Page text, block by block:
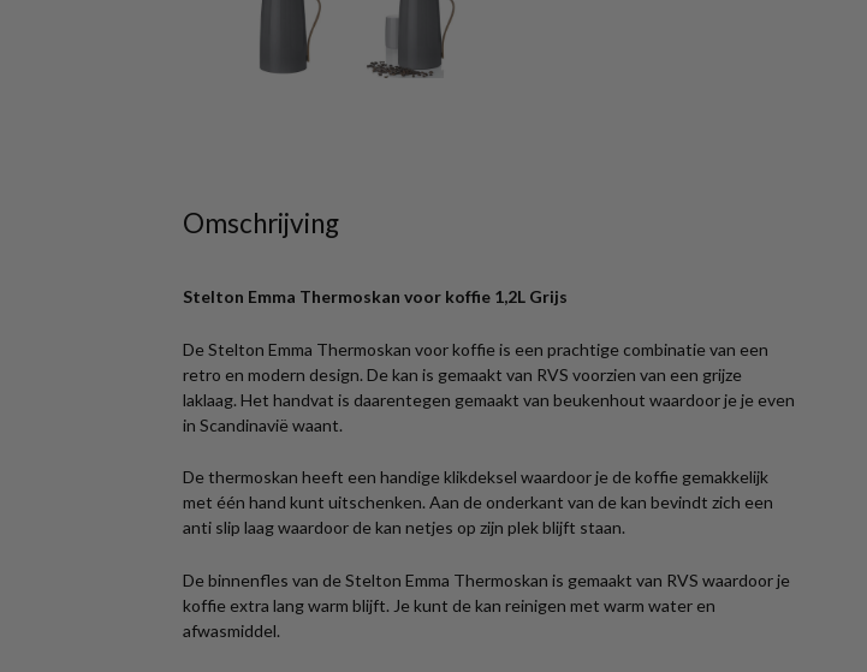
Omschrijving
Stelton Emma Thermoskan voor koffie 1,2L Grijs
De Stelton Emma Thermoskan voor koffie is een prachtige combinatie van een
retro en modern design. De kan is gemaakt van RVS voorzien van een grijze
laklaag. Het handvat is daarentegen gemaakt van beukenhout waardoor je je even
in Scandinavië waant.
De thermoskan heeft een handige klikdeksel waardoor je de koffie gemakkelijk
met één hand kunt uitschenken. Aan de onderkant van de kan bevindt zich een
anti slip laag waardoor de kan netjes op zijn plek blijft staan.
De binnenfles van de Stelton Emma Thermoskan is gemaakt van RVS waardoor je
koffie extra lang warm blijft. Je kunt de kan reinigen met warm water en
afwasmiddel.